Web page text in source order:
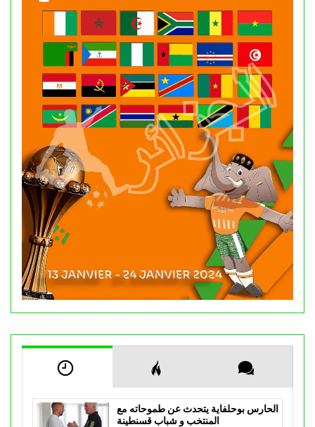
الحارس بوحلفاية يتحدث عن طموحاته مع
المنتخب و شباب قسنطينة